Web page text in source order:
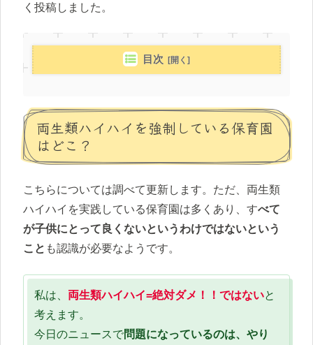
く投稿しました。
目次
両生類ハイハイを強制している保育園
はどこ？
こちらについては調べて更新します。ただ、両生類
ハイハイを実践している保育園は多くあり、すべて
が子供にとって良くないというわけではないという
こと も認識が必要なようです。
私は、 両生類ハイハイ=絶対ダメ！！ではないと
考えます。
今日のニュースで問題になっているのは、やり